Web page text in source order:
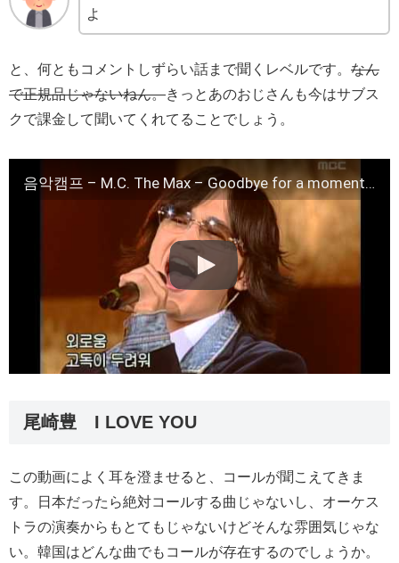
よ
と、何ともコメントしずらい話まで聞くレベルです。 なん
で正規品じゃないねん。きっとあのおじさんも今はサブス
クで課金して聞いてくれてることでしょう。
음악캠프 – M.C. The Max – Goodbye for a moment, 엠씨더맥스 – 잠시만 안녕, Music Camp 20021130
尾崎豊 I LOVE YOU
この動画によく耳を澄ませると、コールが聞こえてきま
す。日本だったら絶対コールする曲じゃないし、オーケス
トラの演奏からもとてもじゃないけどそんな雰囲気じゃな
い。韓国はどんな曲でもコールが存在するのでしょうか。